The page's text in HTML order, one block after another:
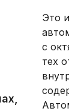
Это
с
тех